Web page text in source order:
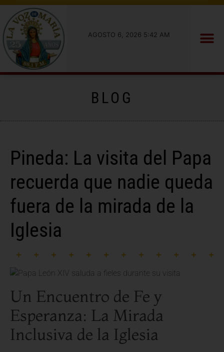
AGOSTO 6, 2026 5:42 AM
BLOG
Pineda: La visita del Papa
recuerda que nadie queda
fuera de la mirada de la
Iglesia
Un Encuentro de Fe y
Esperanza: La Mirada
Inclusiva de la Iglesia